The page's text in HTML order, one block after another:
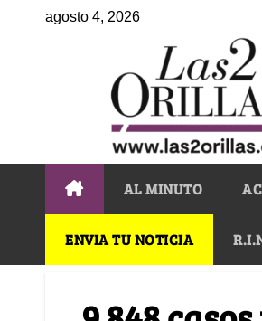
agosto 4, 2026
AL MINUTO
ENVIA TU NOTICIA